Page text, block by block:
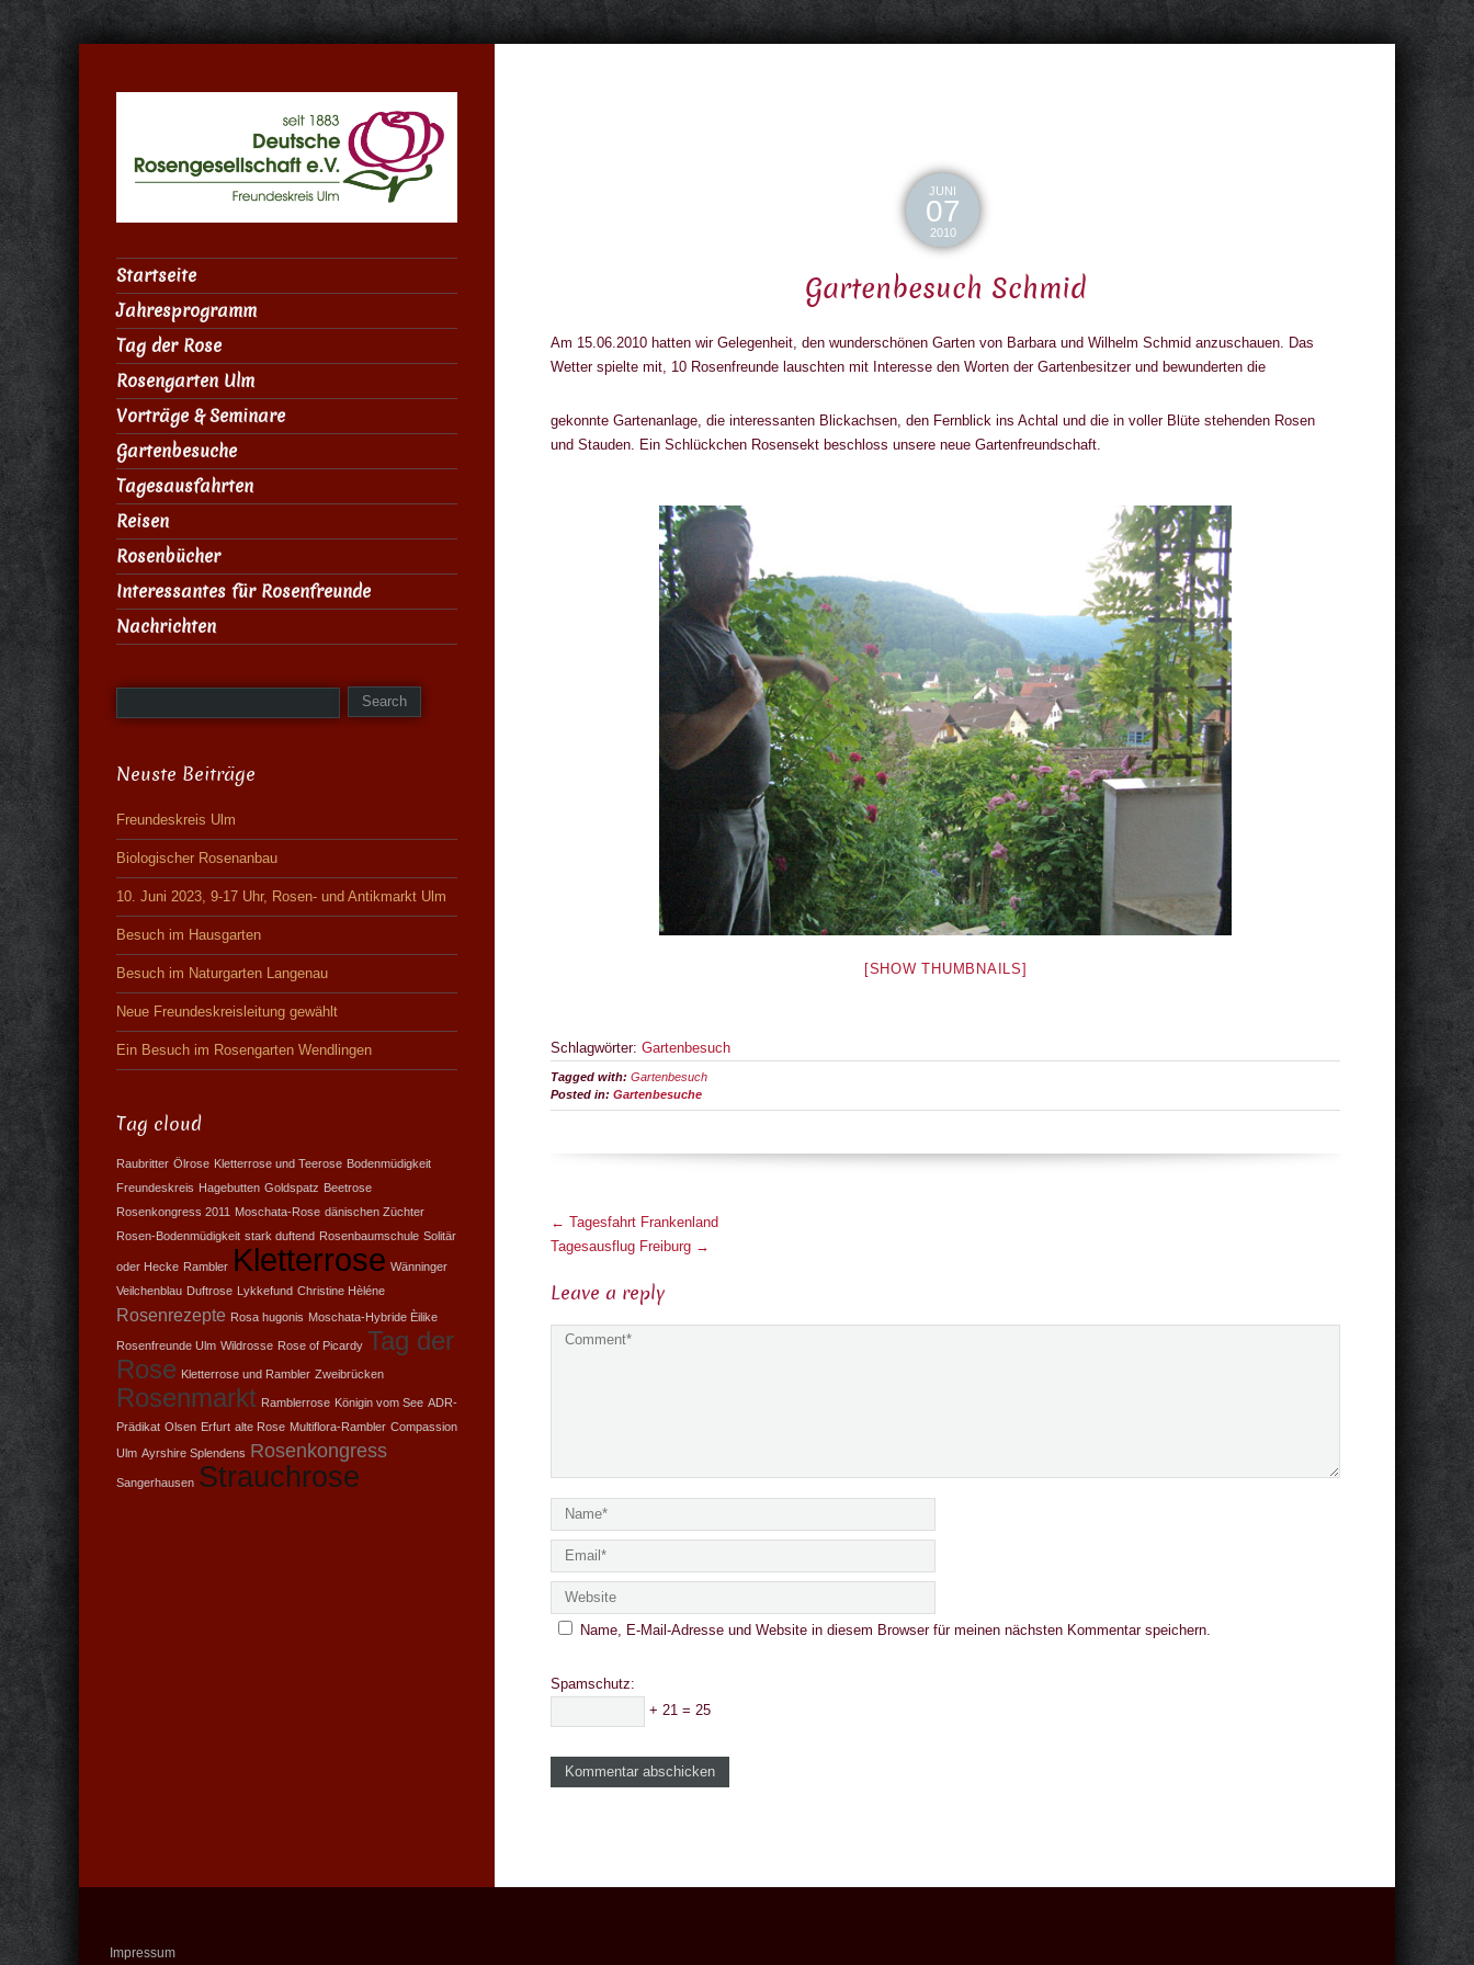
JUNI
07
2010
Gartenbesuch Schmid
Am 15.06.2010 hatten wir Gelegenheit, den wunderschönen Garten von Barbara und Wilhelm Schmid anzuschauen. Das
Wetter spielte mit, 10 Rosenfreunde lauschten mit Interesse den Worten der Gartenbesitzer und bewunderten die
gekonnte Gartenanlage, die interessanten Blickachsen, den Fernblick ins Achtal und die in voller Blüte stehenden Rosen
und Stauden. Ein Schlückchen Rosensekt beschloss unsere neue Gartenfreundschaft.
[SHOW THUMBNAILS]
Schlagwörter:Gartenbesuch
Tagged with: Gartenbesuch
Posted in:Gartenbesuche
M
o
e
A
e
s
← Tagesfahrt Frankenland
Tagesausflug Freiburg →
Leave a reply
Name, E-Mail-Adresse und Website in diesem Browser für meinen nächsten Kommentar speichern.
Spamschutz:
+ 21 = 25
Startseite
Jahresprogramm
Tag der Rose
Rosengarten Ulm
Vorträge & Seminare
Gartenbesuche
Tagesausfahrten
Reisen
Rosenbücher
Interessantes für Rosenfreunde
Nachrichten
Neuste Beiträge
Freundeskreis Ulm
Biologischer Rosenanbau
10. Juni 2023, 9-17 Uhr, Rosen- und Antikmarkt Ulm
Besuch im Hausgarten
Besuch im Naturgarten Langenau
Neue Freundeskreisleitung gewählt
Ein Besuch im Rosengarten Wendlingen
Tag cloud
Raubritter Ölrose Kletterrose und Teerose Bodenmüdigkeit
Freundeskreis Hagebutten Goldspatz Beetrose
Rosenkongress 2011
Moschata-Rose dänischen Züchter
Rosen-Bodenmüdigkeit stark duftend Rosenbaumschule Solitär
oder Hecke Rambler Kletterrose Wänninger
Veilchenblau Duftrose Lykkefund Christine Hèléne
Rosenrezepte Rosa hugonis Moschata-Hybride Èilike
Rosenfreunde Ulm Wildrosse Rose of Picardy Tag der
Rose Kletterrose und Rambler Zweibrücken
Rosenmarkt Ramblerrose Königin vom See ADR-
Prädikat Olsen Erfurt alte Rose Multiflora-Rambler Compassion
Ulm Ayrshire Splendens Rosenkongress
Sangerhausen Strauchrose
Impressum